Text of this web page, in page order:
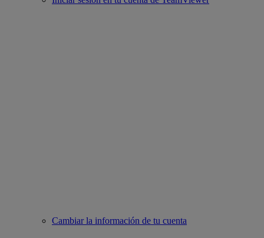
Cambiar la información de tu cuenta